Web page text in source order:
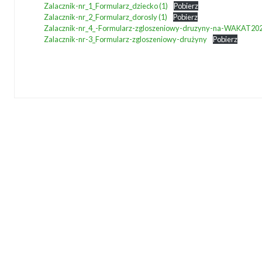
Zalacznik-nr_1_Formularz_dziecko (1)
Pobierz
Zalacznik-nr_2_Formularz_dorosly (1)
Pobierz
Zalacznik-nr_4_-Formularz-zgloszeniowy-druzyny-na-
Zalacznik-nr-3_Formularz-zgloszeniowy-drużyny
Pobierz